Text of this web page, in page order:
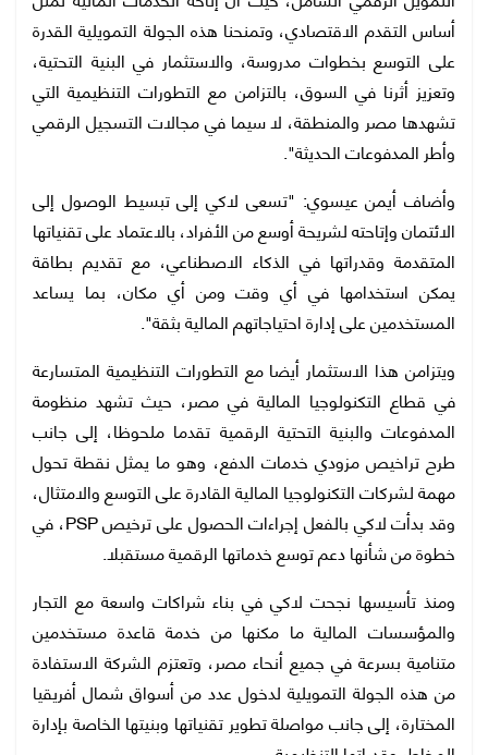
أساس التقدم الاقتصادي، وتمنحنا هذه الجولة التمويلية القدرة
على التوسع بخطوات مدروسة، والاستثمار في البنية التحتية،
وتعزيز أثرنا في السوق، بالتزامن مع التطورات التنظيمية التي
تشهدها مصر والمنطقة، لا سيما في مجالات التسجيل الرقمي
وأطر المدفوعات الحديثة".
وأضاف أيمن عيسوي: "تسعى لاكي إلى تبسيط الوصول إلى
الائتمان وإتاحته لشريحة أوسع من الأفراد، بالاعتماد على تقنياتها
المتقدمة وقدراتها في الذكاء الاصطناعي، مع تقديم بطاقة
يمكن استخدامها في أي وقت ومن أي مكان، بما يساعد
المستخدمين على إدارة احتياجاتهم المالية بثقة".
ويتزامن هذا الاستثمار أيضا مع التطورات التنظيمية المتسارعة
في قطاع التكنولوجيا المالية في مصر، حيث تشهد منظومة
المدفوعات والبنية التحتية الرقمية تقدما ملحوظا، إلى جانب
طرح تراخيص مزودي خدمات الدفع، وهو ما يمثل نقطة تحول
مهمة لشركات التكنولوجيا المالية القادرة على التوسع والامتثال،
وقد بدأت لاكي بالفعل إجراءات الحصول على ترخيص PSP، في
خطوة من شأنها دعم توسع خدماتها الرقمية مستقبلا.
ومنذ تأسيسها نجحت لاكي في بناء شراكات واسعة مع التجار
والمؤسسات المالية ما مكنها من خدمة قاعدة مستخدمين
متنامية بسرعة في جميع أنحاء مصر، وتعتزم الشركة الاستفادة
من هذه الجولة التمويلية لدخول عدد من أسواق شمال أفريقيا
المختارة، إلى جانب مواصلة تطوير تقنياتها وبنيتها الخاصة بإدارة